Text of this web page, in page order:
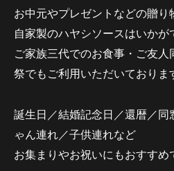
お中元やプレゼントなどの贈り
自家製のハヤシソースはいかが
ご家族三代でのお食事・ご友
祭でもご利用いただいておりま
誕生日／結婚記念日／還暦／同
ゃん連れ／子供連れなど
お集まりやお祝いにもおすすめ